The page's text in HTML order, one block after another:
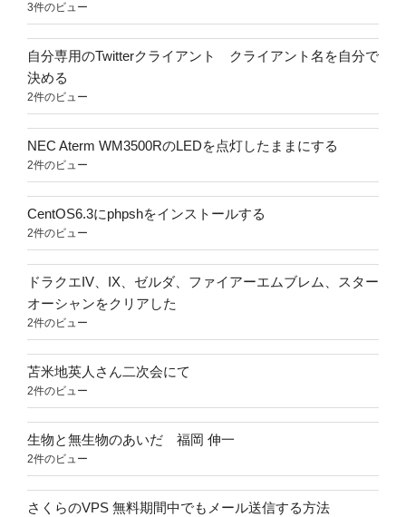
3件のビュー
自分専用のTwitterクライアント クライアント名を自分で
決める
2件のビュー
NEC Aterm WM3500RのLEDを点灯したままにする
2件のビュー
CentOS6.3にphpshをインストールする
2件のビュー
ドラクエIV、IX、ゼルダ、ファイアーエムブレム、スター
オーシャンをクリアした
2件のビュー
苫米地英人さん二次会にて
2件のビュー
生物と無生物のあいだ 福岡 伸一
2件のビュー
さくらのVPS 無料期間中でもメール送信する方法